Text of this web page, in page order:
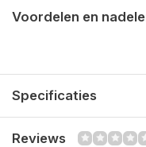
Voordelen en
Specificaties
Reviews